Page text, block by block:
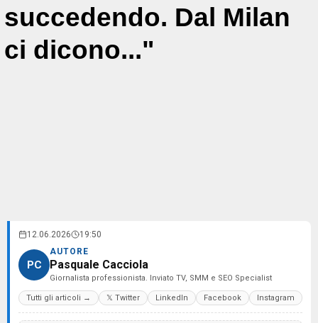
succedendo. Dal Milan
ci dicono..."
12.06.2026 19:50
PC
AUTORE
Pasquale Cacciola
Giornalista professionista. Inviato TV, SMM e SEO Specialist
Tutti gli articoli → 𝕏 Twitter LinkedIn Facebook Instagram